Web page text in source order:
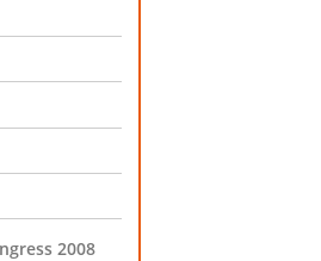
2008